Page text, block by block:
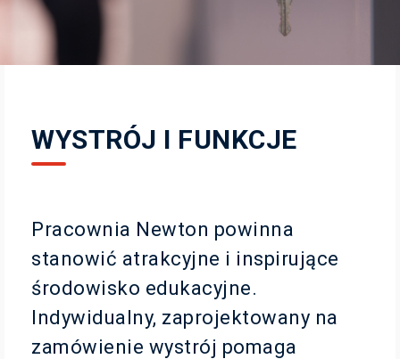
WYSTRÓJ I FUNKCJE
Pracownia Newton powinna
stanowić atrakcyjne i inspirujące
środowisko edukacyjne.
Indywidualny, zaprojektowany na
zamówienie wystrój pomaga